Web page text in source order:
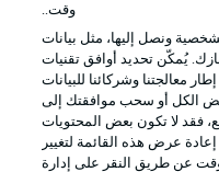
وقت..
ونصل إليها، مثل بيانات
يُمكّن تحديد أوافق تقنيات
معالجتنا وشركائنا للبيانات
الكل أو سحب موافقتك إلى
فقد لا تكون بعض المحتويات
عرض هذه القائمة لتغيير
عن طريق النقر على إدارة